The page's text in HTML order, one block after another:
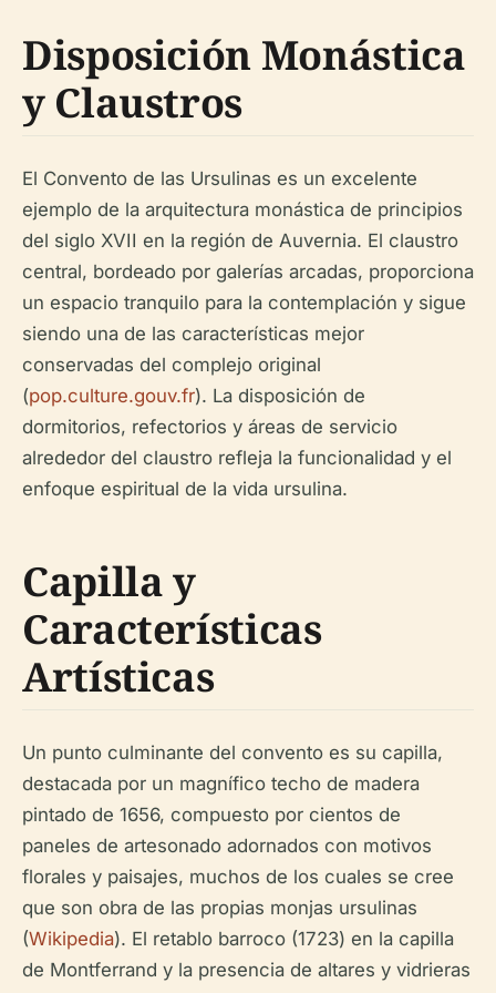
Disposición Monástica
y Claustros
El Convento de las Ursulinas es un excelente
ejemplo de la arquitectura monástica de principios
del siglo XVII en la región de Auvernia. El claustro
central, bordeado por galerías arcadas, proporciona
un espacio tranquilo para la contemplación y sigue
siendo una de las características mejor
conservadas del complejo original
(pop.culture.gouv.fr). La disposición de
dormitorios, refectorios y áreas de servicio
alrededor del claustro refleja la funcionalidad y el
enfoque espiritual de la vida ursulina.
Capilla y
Características
Artísticas
Un punto culminante del convento es su capilla,
destacada por un magnífico techo de madera
pintado de 1656, compuesto por cientos de
paneles de artesonado adornados con motivos
florales y paisajes, muchos de los cuales se cree
que son obra de las propias monjas ursulinas
(Wikipedia). El retablo barroco (1723) en la capilla
de Montferrand y la presencia de altares y vidrieras